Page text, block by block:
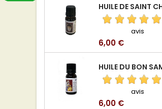
avis
Prix
6,00 €
avis
Prix
6,00 €